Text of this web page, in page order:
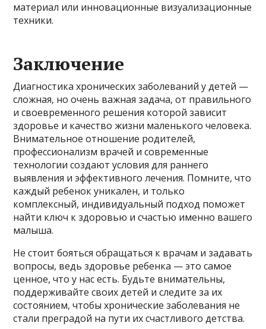
материал или инновационные визуализационные
техники.
Заключение
Диагностика хронических заболеваний у детей —
сложная, но очень важная задача, от правильного
и своевременного решения которой зависит
здоровье и качество жизни маленького человека.
Внимательное отношение родителей,
профессионализм врачей и современные
технологии создают условия для раннего
выявления и эффективного лечения. Помните, что
каждый ребенок уникален, и только
комплексный, индивидуальный подход поможет
найти ключ к здоровью и счастью именно вашего
малыша.
Не стоит бояться обращаться к врачам и задавать
вопросы, ведь здоровье ребенка — это самое
ценное, что у нас есть. Будьте внимательны,
поддерживайте своих детей и следите за их
состоянием, чтобы хронические заболевания не
стали преградой на пути их счастливого детства.